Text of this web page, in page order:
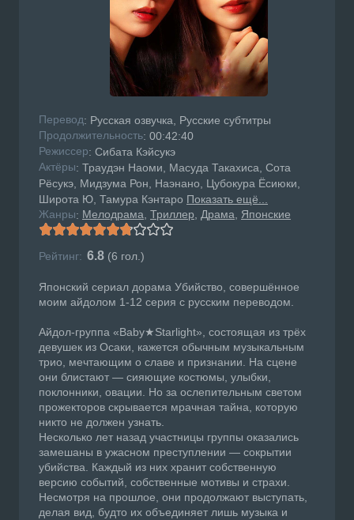
Перевод: Русская озвучка, Русские субтитры
Продолжительность: 00:42:40
Режисcер: Сибата Кэйсукэ
Актёры: Траудэн Наоми, Масуда Такахиса, Сота
Рёсукэ, Мидзума Рон, Наэнано, Цубокура Ёсиюки,
Широта Ю, Тамура Кэнтаро Показать ещё...
Жанры: Мелодрама Триллер Драма Японские
Рейтинг: 6.8 (6 гол.)
Японский сериал дорама Убийство, совершённое
моим айдолом 1-12 серия с русским переводом.
Айдол-группа «Baby★Starlight», состоящая из трёх
девушек из Осаки, кажется обычным музыкальным
трио, мечтающим о славе и признании. На сцене
они блистают — сияющие костюмы, улыбки,
поклонники, овации. Но за ослепительным светом
прожекторов скрывается мрачная тайна, которую
никто не должен узнать.
Несколько лет назад участницы группы оказались
замешаны в ужасном преступлении — сокрытии
убийства. Каждый из них хранит собственную
версию событий, собственные мотивы и страхи.
Несмотря на прошлое, они продолжают выступать,
делая вид, будто их объединяет лишь музыка и